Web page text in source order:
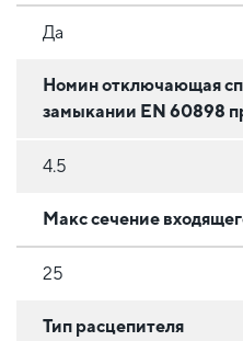
Да
Номин отключающая
замыкании EN 60898
4.5
Макс сечение
25
Тип расцепителя